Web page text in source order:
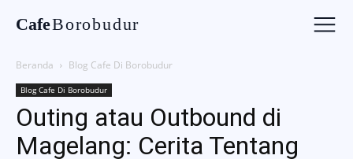
CafeBorobudur
Beranda Blog Cafe Di Borobudur
Blog Cafe Di Borobudur
Outing atau Outbound di
Magelang: Cerita Tentang